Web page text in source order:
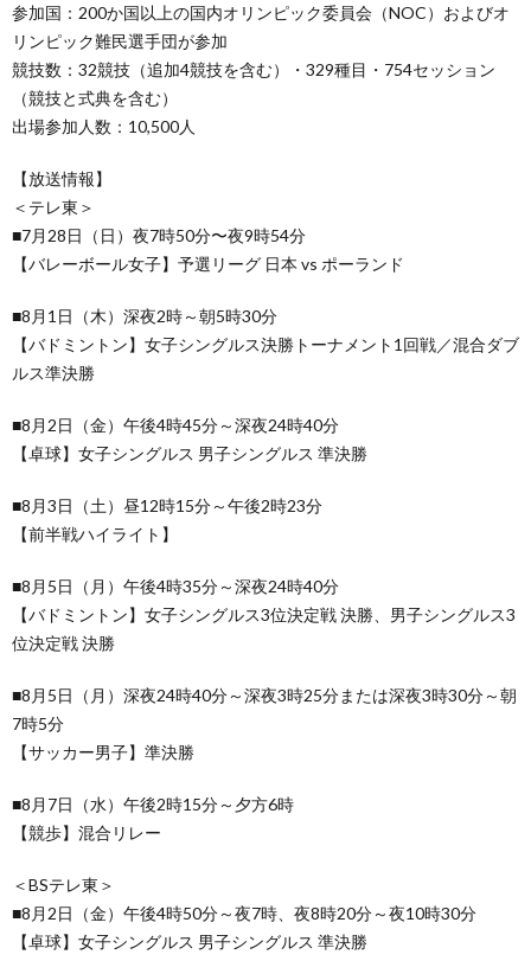
参加国：200か国以上の国内オリンピック委員会（NOC）およびオ
リンピック難民選手団が参加
競技数：32競技（追加4競技を含む）・329種目・754セッション
（競技と式典を含む）
出場参加人数：10,500人
【放送情報】
＜テレ東＞
■7月28日（日）夜7時50分〜夜9時54分
【バレーボール女子】予選リーグ 日本 vs ポーランド
■8月1日（木）深夜2時～朝5時30分
【バドミントン】女子シングルス決勝トーナメント1回戦／混合ダブ
ルス準決勝
■8月2日（金）午後4時45分～深夜24時40分
【卓球】女子シングルス 男子シングルス 準決勝
■8月3日（土）昼12時15分～午後2時23分
【前半戦ハイライト】
■8月5日（月）午後4時35分～深夜24時40分
【バドミントン】女子シングルス3位決定戦 決勝、男子シングルス3
位決定戦 決勝
■8月5日（月）深夜24時40分～深夜3時25分または深夜3時30分～朝
7時5分
【サッカー男子】準決勝
■8月7日（水）午後2時15分～夕方6時
【競歩】混合リレー
＜BSテレ東＞
■8月2日（金）午後4時50分～夜7時、夜8時20分～夜10時30分
【卓球】女子シングルス 男子シングルス 準決勝